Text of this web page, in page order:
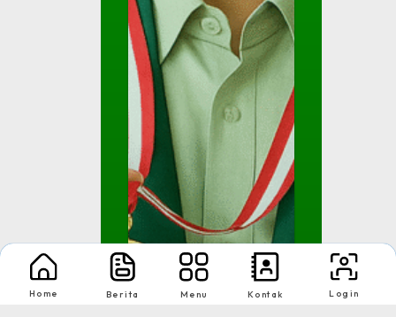
Home Berita Menu Kontak Login